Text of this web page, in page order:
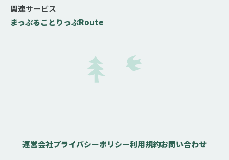
選択した月が、登山するのに適期・最適期である百名山
0 m 4000 m
関連サービス
まっぷることりっぷRoute
運営会社プライバシーポリシー利用規約お問い合わせ